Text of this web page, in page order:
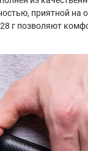
приятной на
г позволяют